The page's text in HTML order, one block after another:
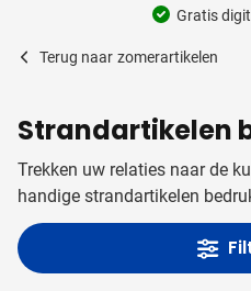
Ruim 60
Terug naar zomerartikelen
Strandartikelen
Trekken uw relaties naar de
handige strandartikelen